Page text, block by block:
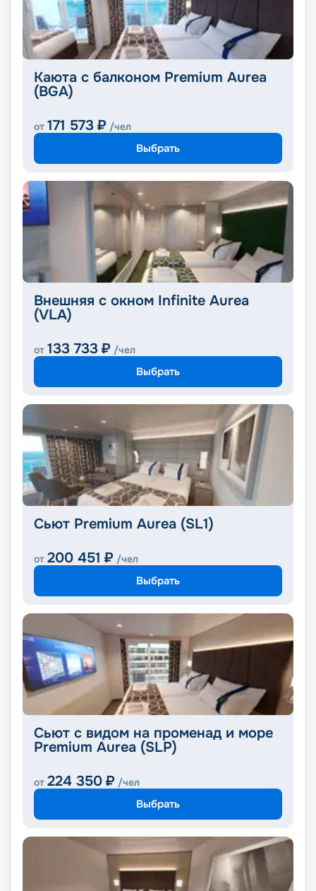
Каюта с балконом Premium Aurea
(BGA)
от 171 573 ₽ /чел
Выбрать
Внешняя с окном Infinite Aurea
(VLA)
от 133 733 ₽ /чел
Выбрать
Сьют Premium Aurea (SL1)
от 200 451 ₽ /чел
Выбрать
Сьют с видом на променад и море
Premium Aurea (SLP)
от 224 350 ₽ /чел
Выбрать